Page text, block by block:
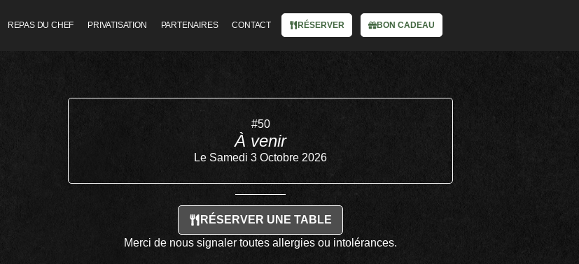
REPAS DU CHEF PRIVATISATION PARTENAIRES CONTACT RÉSERVER BON CADEAU
#50
À venir
Le Samedi 3 Octobre 2026
RÉSERVER UNE TABLE
Merci de nous signaler toutes allergies ou intolérances.